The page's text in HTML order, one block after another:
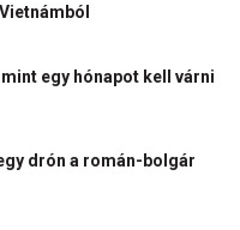
egy hónapot kell várni
drón a román-bolgár